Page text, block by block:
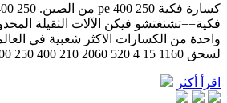
فكية==تشنغتشو فيكن الآلات الثقيلة
واحدة من الكسارات الاكثر شعبية في
لسحق pe250 400 250 400 210 2060 520 4 15 1160 ...
اقرأ أكثر